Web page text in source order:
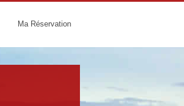
Ma Réservation